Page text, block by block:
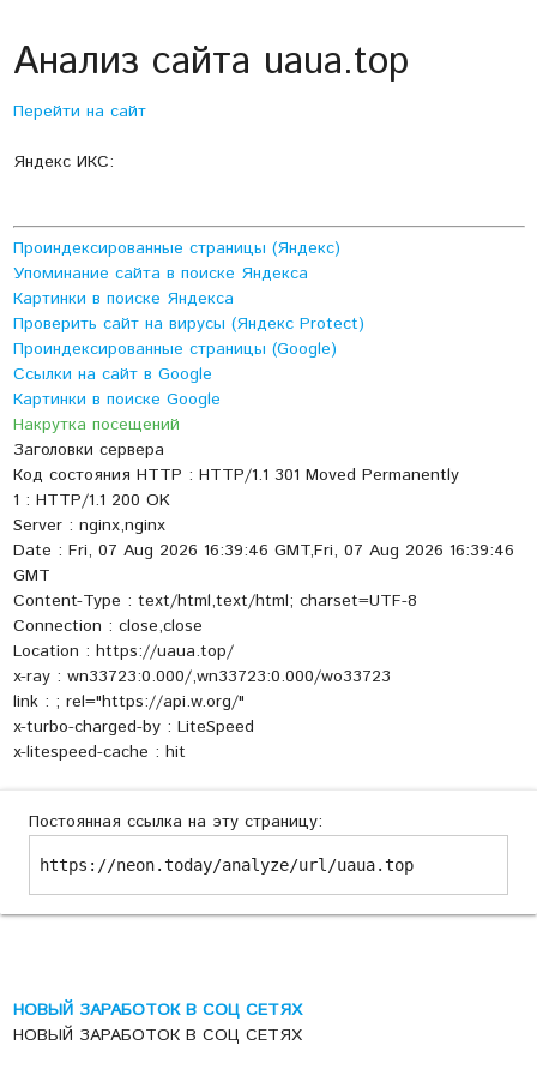
Анализ сайта uaua.top
Перейти на сайт
Яндекс ИКС:
Проиндексированные страницы (Яндекс)
Упоминание сайта в поиске Яндекса
Картинки в поиске Яндекса
Проверить сайт на вирусы (Яндекс Protect)
Проиндексированные страницы (Google)
Ссылки на сайт в Google
Картинки в поиске Google
Накрутка посещений
Заголовки сервера
Код состояния HTTP : HTTP/1.1 301 Moved Permanently
1 : HTTP/1.1 200 OK
Server : nginx,nginx
Date : Fri, 07 Aug 2026 16:39:46 GMT,Fri, 07 Aug 2026 16:39:46
GMT
Content-Type : text/html,text/html; charset=UTF-8
Connection : close,close
Location : https://uaua.top/
x-ray : wn33723:0.000/,wn33723:0.000/wo33723
link : ; rel="https://api.w.org/"
x-turbo-charged-by : LiteSpeed
x-litespeed-cache : hit
Постоянная ссылка на эту страницу:
https://neon.today/analyze/url/uaua.top
НОВЫЙ ЗАРАБОТОК В СОЦ СЕТЯХ
НОВЫЙ ЗАРАБОТОК В СОЦ СЕТЯХ